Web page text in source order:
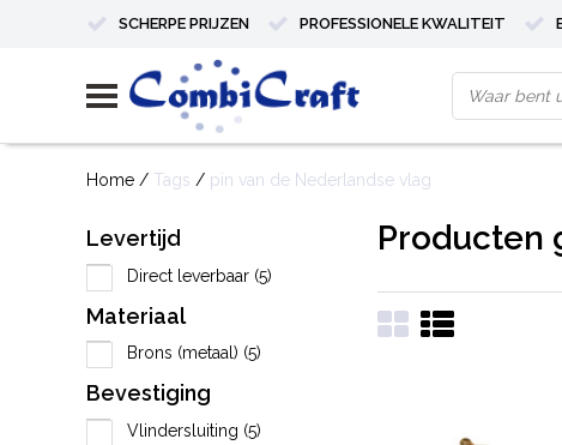
SCHERPE PRIJZEN PROFESSIONELE KWALITEIT
Home / Tags / pin van de Nederlandse vlag
Levertijd
Direct leverbaar (5)
Materiaal
Brons (metaal) (5)
Bevestiging
Vlindersluiting (5)
Producten